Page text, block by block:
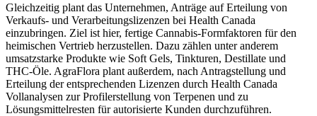
Gleichzeitig plant das Unternehmen, Anträge auf Erteilung von
Verkaufs- und Verarbeitungslizenzen bei Health Canada
einzubringen. Ziel ist hier, fertige Cannabis-Formfaktoren für den
heimischen Vertrieb herzustellen. Dazu zählen unter anderem
umsatzstarke Produkte wie Soft Gels, Tinkturen, Destillate und
THC-Öle. AgraFlora plant außerdem, nach Antragstellung und
Erteilung der entsprechenden Lizenzen durch Health Canada
Vollanalysen zur Profilerstellung von Terpenen und zu
Lösungsmittelresten für autorisierte Kunden durchzuführen.